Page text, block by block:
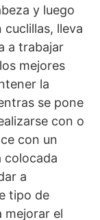
y luego
cuclillas, lleva
a trabajar
mejores
la
se pone
con o
con un
colocada
a
tipo de
mejorar el